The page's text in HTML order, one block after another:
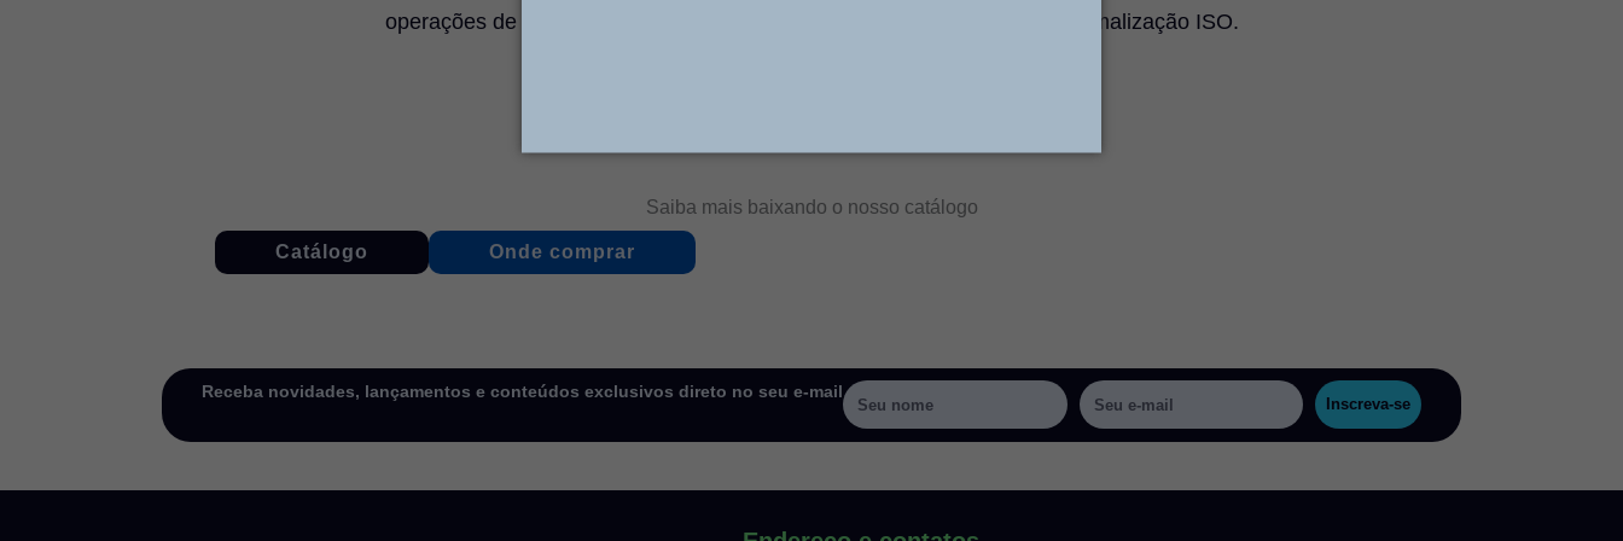
operações de manutenção. São confeccionadas em aço e atendem a normalização ISO.
Saiba mais baixando o nosso catálogo
Catálogo Onde comprar
Receba novidades, lançamentos e conteúdos exclusivos direto no seu e-mail
Inscreva-se